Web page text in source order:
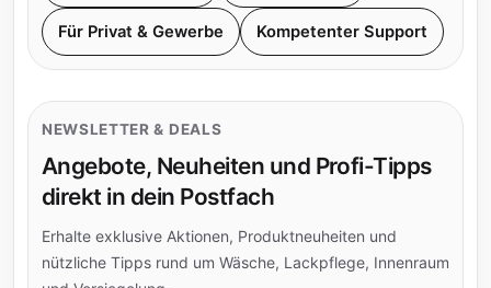
Für Privat & Gewerbe Kompetenter Support
NEWSLETTER & DEALS
Angebote, Neuheiten und Profi-Tipps
direkt in dein Postfach
Erhalte exklusive Aktionen, Produktneuheiten und
nützliche Tipps rund um Wäsche, Lackpflege, Innenraum